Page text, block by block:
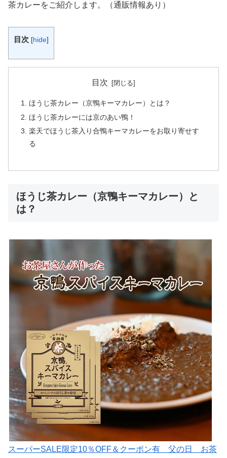
茶カレーをご紹介します。（通販情報あり）
目次 [hide]
目次
ほうじ茶カレー（京鴨キーマカレー）とは？
ほうじ茶カレーには京のあい鴨！
楽天でほうじ茶入り合鴨キーマカレーをお取り寄せす
る
ほうじ茶カレー（京鴨キーマカレー）と
は？
スーパーSALE限定10％OFF＆クーポン有 父の日 お茶